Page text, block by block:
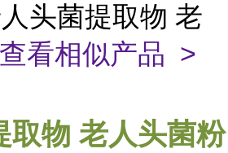
头菌提取物 老
查看相似产品 >
取物 老人头菌粉